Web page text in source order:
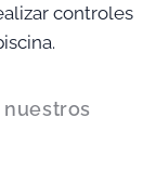
controles